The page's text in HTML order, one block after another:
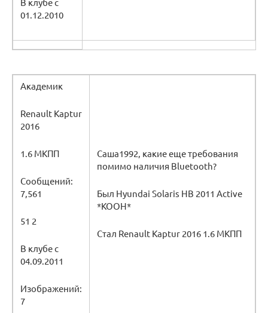
01.12.2010
Академик
Renault Kaptur
2016
1.6 МКПП
Сообщений:
7,561
51 2
В клубе с
04.09.2011
Изображений:
7
Саша1992, какие еще требования
помимо наличия Bluetooth?
Был Hyundai Solaris HB 2011 Active
*KOOH*
Стал Renault Kaptur 2016 1.6 МКПП